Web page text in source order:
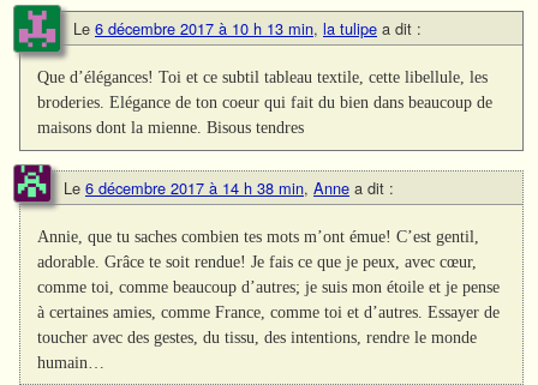
Le 6 décembre 2017 à 10 h 13 min, la tulipe a dit :
Que d’élégances! Toi et ce subtil tableau textile, cette libellule, les
broderies. Elégance de ton coeur qui fait du bien dans beaucoup de
maisons dont la mienne. Bisous tendres
Le 6 décembre 2017 à 14 h 38 min, Anne a dit :
Annie, que tu saches combien tes mots m’ont émue! C’est gentil,
adorable. Grâce te soit rendue! Je fais ce que je peux, avec cœur,
comme toi, comme beaucoup d’autres; je suis mon étoile et je pense
à certaines amies, comme France, comme toi et d’autres. Essayer de
toucher avec des gestes, du tissu, des intentions, rendre le monde
humain…